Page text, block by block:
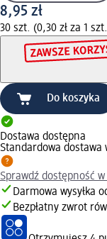
8,95 zł
30 szt. (0,30 zł za 1
Do koszyka
Dostawa dostępna
Standardowa dostawa
Sprawdź dostępność
Darmowa wysyłka
Bezpłatny zwrot